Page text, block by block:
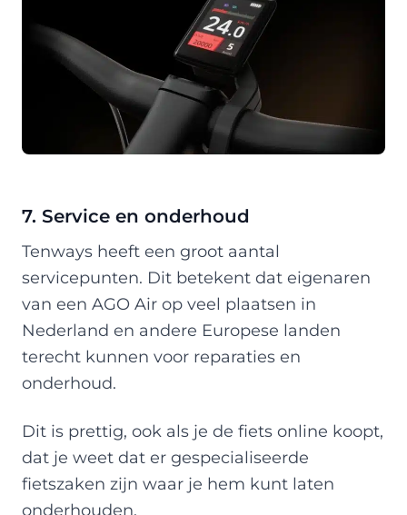
7. Service en onderhoud
Tenways heeft een groot aantal
servicepunten. Dit betekent dat eigenaren
van een AGO Air op veel plaatsen in
Nederland en andere Europese landen
terecht kunnen voor reparaties en
onderhoud.
Dit is prettig, ook als je de fiets online koopt,
dat je weet dat er gespecialiseerde
fietszaken zijn waar je hem kunt laten
onderhouden.